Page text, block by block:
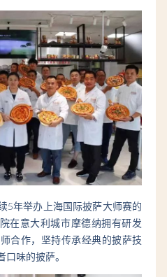
”
5年举办上海国际披萨大师赛的
在意大利城市摩德纳拥有研发
合作，坚持传承经典的披萨技
味的披萨。